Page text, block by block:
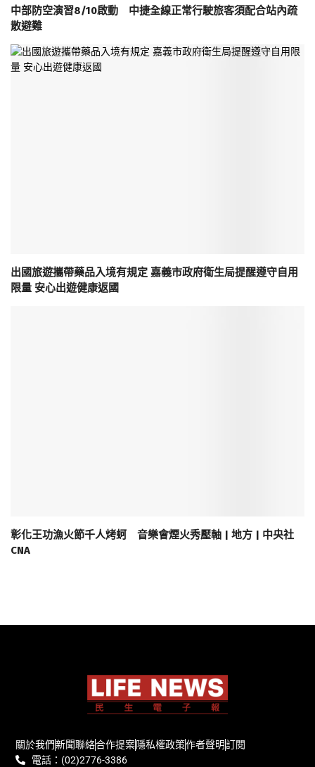
中部防空演習8/10啟動 中捷全線正常行駛旅客須配合站內疏
散避難
出國旅遊攜帶藥品入境有規定 嘉義市政府衛生局提醒遵守自用
限量 安心出遊健康返國
彰化王功漁火節千人烤蚵 音樂會煙火秀壓軸 | 地方 | 中央社
CNA
關於我們新聞聯絡合作提案隱私權政策作者聲明訂閱
電話：(02)2776-3386